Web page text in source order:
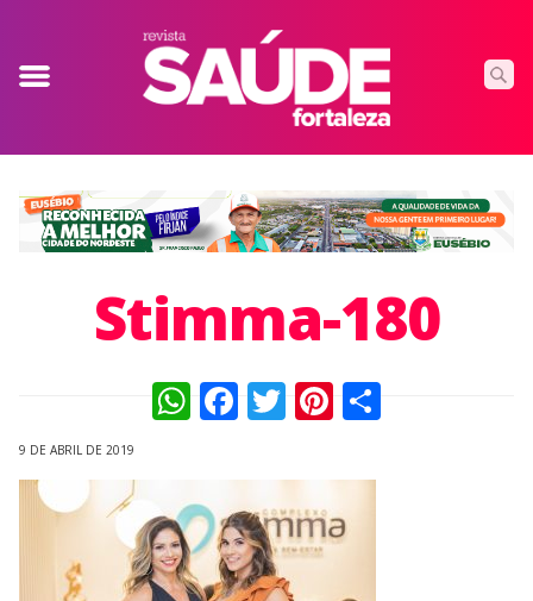
Stimma-180
WhatsApp
Facebook
TwitterPinterest
9 DE ABRIL DE 2019